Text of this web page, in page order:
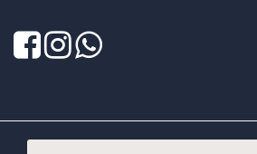
Facebook
TwitterLinkedIn